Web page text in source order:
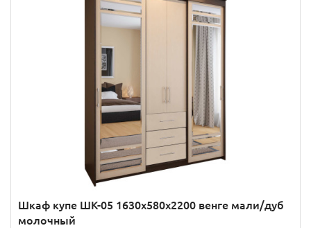
Шкаф купе ШК-05 1630x580x2200 венге мали/дуб
молочный